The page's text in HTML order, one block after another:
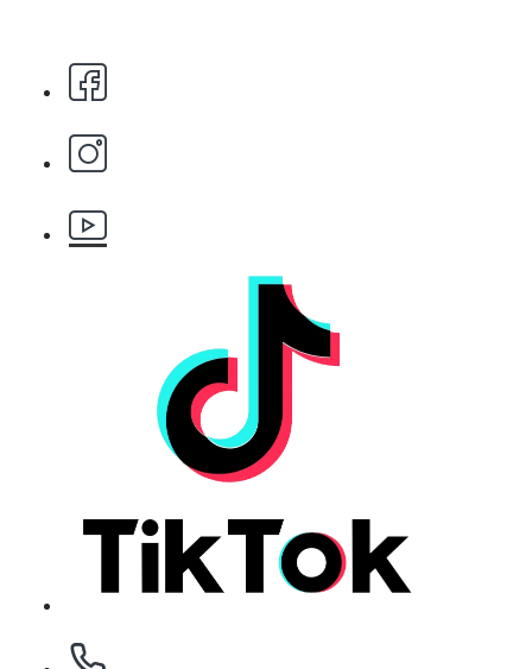
Клипс тип щъркел 1 брой
Клипс тип щъркел 1 брой